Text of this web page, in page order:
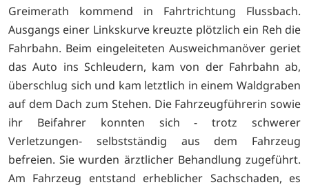
Greimerath kommend in Fahrtrichtung Flussbach.
Ausgangs einer Linkskurve kreuzte plötzlich ein Reh die
Fahrbahn. Beim eingeleiteten Ausweichmanöver geriet
das Auto ins Schleudern, kam von der Fahrbahn ab,
überschlug sich und kam letztlich in einem Waldgraben
auf dem Dach zum Stehen. Die Fahrzeugführerin sowie
ihr Beifahrer konnten sich - trotz schwerer
Verletzungen- selbstständig aus dem Fahrzeug
befreien. Sie wurden ärztlicher Behandlung zugeführt.
Am Fahrzeug entstand erheblicher Sachschaden, es